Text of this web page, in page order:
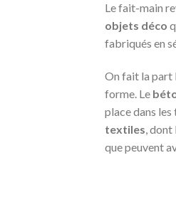
Le fait-main
objets déco
fabriqués en
On fait la part
forme. Le
place dans les
textiles, dont
que peuvent